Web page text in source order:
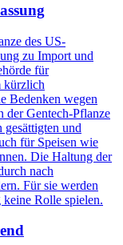
des US-
zu Import und
für
kürzlich
Bedenken wegen
der Gentech-Pflanze
und
für Speisen wie
Die Haltung der
nach
Für sie werden
keine Rolle spielen.